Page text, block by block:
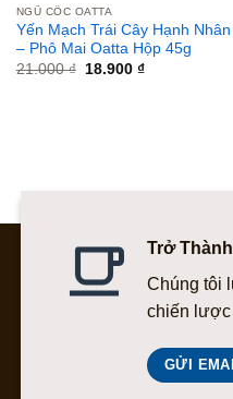
NGŨ CỐC OATTA
Yến Mạch Trái Cây Hạnh Nhân
– Phô Mai Oatta Hộp 45g
21.000₫
Giá
18.900 ₫Giá
Trở
Chúng tôi
chiến lược
GỬI